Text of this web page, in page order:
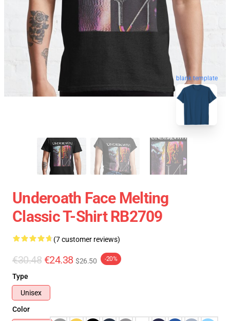
blank template
Underoath Face Melting
Classic T-Shirt RB2709
(7 customer reviews)
€30.48 €24.38 $26.50 -20%
Type
Unisex
Color